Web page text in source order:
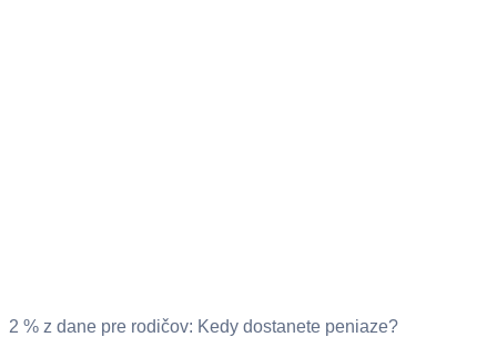
2 % z dane pre rodičov: Kedy dostanete peniaze?